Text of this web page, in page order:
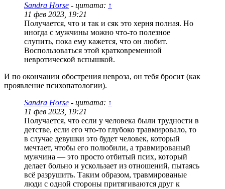
Sandra Horse - цитата: ↑
11 фев 2023, 19:21
Получается, что и так и сяк это херня полная. Но
иногда с мужчины можно что-то полезное
слупить, пока ему кажется, что он любит.
Воспользоваться этой кратковременной
невротической вспышкой.
И по окончании обострения невроза, он тебя бросит (как
проявление психопатологии).
Sandra Horse - цитата: ↑
11 фев 2023, 19:21
Получается, что если у человека были трудности в
детстве, если его что-то глубоко травмировало, то
в случае девушки это будет человек, который
мечтает, чтобы его полюбили, а травмированый
мужчина — это просто отбитый псих, который
делает больно и ускользает из отношений, пытаясь
всё разрушить. Таким образом, травмированые
люди с одной стороны притягиваются друг к